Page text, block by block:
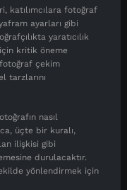
katılımcılara fotoğraf
ayarları gibi
yaratıcılık
kritik öneme
fotoğraf çekim
tarzlarını
nasıl
üçte bir kuralı,
ilişkisi gibi
durulacaktır.
yönlendirmek için